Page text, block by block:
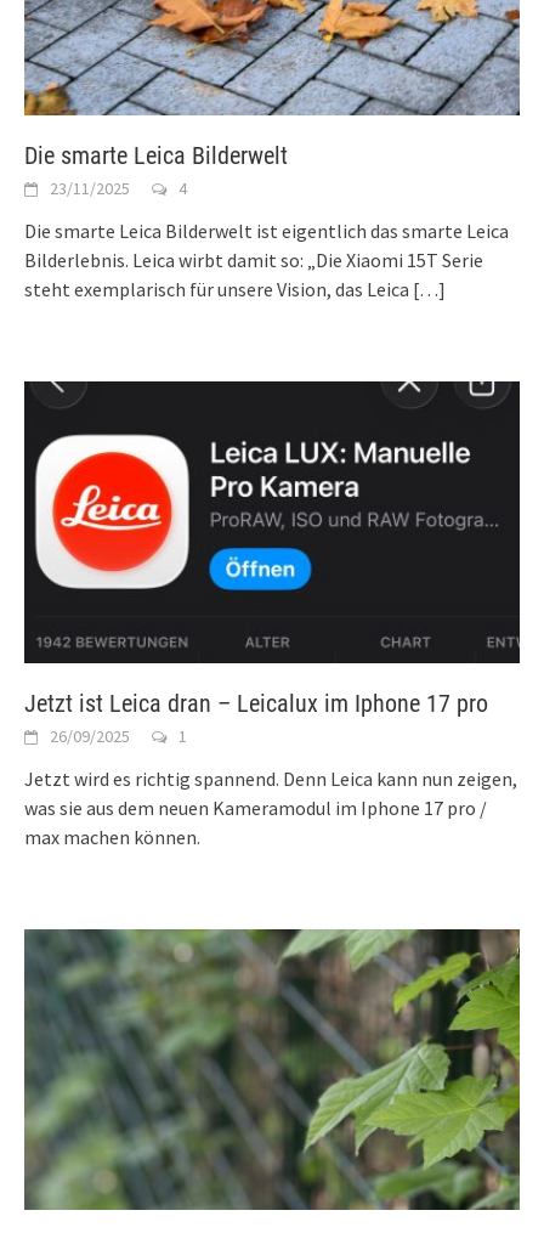
Die smarte Leica Bilderwelt
23/11/2025 4
Die smarte Leica Bilderwelt ist eigentlich das smarte Leica
Bilderlebnis. Leica wirbt damit so: „Die Xiaomi 15T Serie
steht exemplarisch für unsere Vision, das Leica […]
Jetzt ist Leica dran – Leicalux im Iphone 17 pro
26/09/2025 1
Jetzt wird es richtig spannend. Denn Leica kann nun zeigen,
was sie aus dem neuen Kameramodul im Iphone 17 pro /
max machen können.